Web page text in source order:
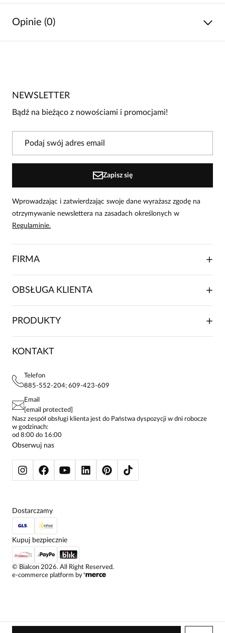
Opinie (0)
Bądź pierwszą osobą, która podzieli się opinią o tym
W naszej witrynie opinie mogą dodawać tylko
NEWSLETTER
Bądź na bieżąco z nowościami i promocjami!
Zapisz się
Wprowadzając i zatwierdzając swoje dane wyrażasz zgodę na
otrzymywanie newslettera na zasadach określonych w
Regulaminie.
FIRMA
O NAS
FRANCZYZA
KONTAKTY
OBSŁUGA KLIENTA
SKŁADANIE ZAMÓWIENIA
FAQ
POLITYKA PRYWATNOŚCI
STREFA STAŁEGO KLIENTA
PRODUKTY
SUKIENKI
KOSZULE DAMSKIE
SPODNIE DAMSKIE
ŻAKIETY I MARYNARKI
SWETRY
BLUZY
KONTAKT
Telefon
885-552-204; 609-423-609
Email
[email protected]
Nasz zespół obsługi klienta jest do Państwa dyspozycji w dni robocze
w godzinach:
od 8:00 do 16:00
Obserwuj nas
© Bialcon 2026. All Right Reserved.
e-commerce platform by
Dostarczamy
Kupuj bezpiecznie